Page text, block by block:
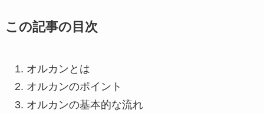
この記事の目次
オルカンとは
オルカンのポイント
オルカンの基本的な流れ